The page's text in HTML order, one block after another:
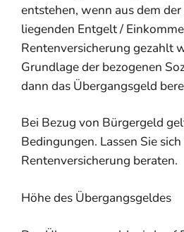
entstehen, wenn aus dem
liegenden Entgelt /
Rentenversicherung gezahlt
Grundlage der bezogenen
dann das Übergangsgeld
Bei Bezug von Bürgergeld
Bedingungen. Lassen Sie
Rentenversicherung beraten.
Höhe des Übergangsgeldes